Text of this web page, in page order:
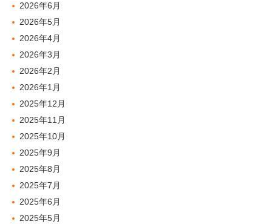
2026年6月
2026年5月
2026年4月
2026年3月
2026年2月
2026年1月
2025年12月
2025年11月
2025年10月
2025年9月
2025年8月
2025年7月
2025年6月
2025年5月